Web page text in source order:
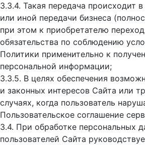
3.3.4. Такая передача происходит
или иной передачи бизнеса
при этом к приобретателю
обязательства по соблюдению
Политики применительно к
персональной информации;
3.3.5. В целях обеспечения
и законных интересов Сайта или
случаях, когда пользователь
Пользовательское соглашение
3.4. При обработке персональных
пользователей Сайта